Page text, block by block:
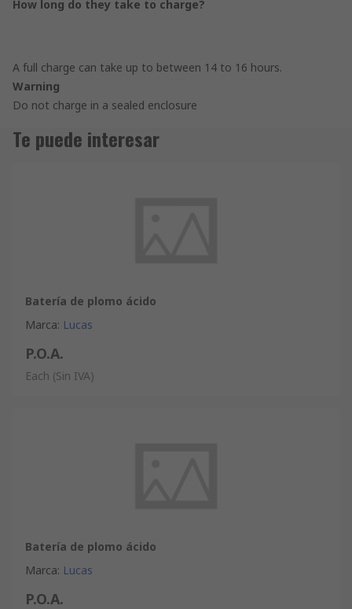
How long do they take to charge?
A full charge can take up to between 14 to 16 hours.
Warning
Do not charge in a sealed enclosure
Te puede interesar
Batería de plomo ácido
Marca: Lucas
P.O.A.
Each (Sin IVA)
Batería de plomo ácido
Marca: Lucas
P.O.A.